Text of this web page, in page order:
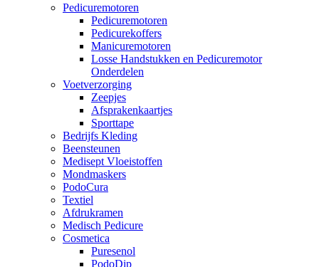
Pedicuremotoren
Pedicuremotoren
Pedicurekoffers
Manicuremotoren
Losse Handstukken en Pedicuremotor
Onderdelen
Voetverzorging
Zeepjes
Afsprakenkaartjes
Sporttape
Bedrijfs Kleding
Beensteunen
Medisept Vloeistoffen
Mondmaskers
PodoCura
Textiel
Afdrukramen
Medisch Pedicure
Cosmetica
Puresenol
PodoDip